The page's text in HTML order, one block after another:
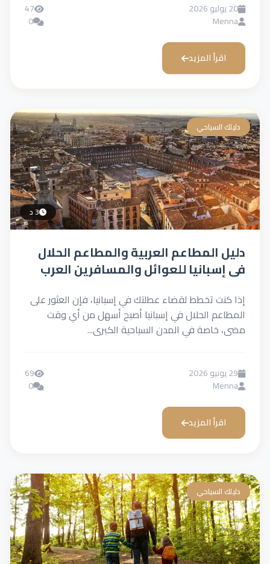
20 يوليو 2026
Menna
47
0
اقرأ المزيد
دليلك السياحي
3 د
دليل المطاعم العربية والمطاعم الحلال
في إسبانيا للعوائل والمسافرين العرب
إذا كنت تخطط لقضاء عطلتك في إسبانيا، فإن العثور على
المطاعم الحلال في إسبانيا أصبح أسهل من أي وقت
مضى، خاصة في المدن السياحية الكبرى...
29 يونيو 2026
Menna
69
0
اقرأ المزيد
دليلك السياحي